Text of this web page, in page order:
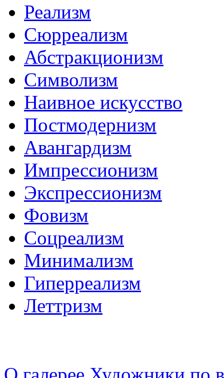
Реализм
Сюрреализм
Абстракционизм
Символизм
Наивное искусство
Постмодернизм
Авангардизм
Импрессионизм
Экспрессионизм
Фовизм
Соцреализм
Минимализм
Гиперреализм
Леттризм